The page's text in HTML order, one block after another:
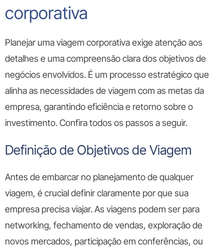
corporativa
Planejar uma viagem corporativa exige atenção aos
detalhes e uma compreensão clara dos objetivos de
negócios envolvidos. É um processo estratégico que
alinha as necessidades de viagem com as metas da
empresa, garantindo eficiência e retorno sobre o
investimento. Confira todos os passos a seguir.
Definição de Objetivos de Viagem
Antes de embarcar no planejamento de qualquer
viagem, é crucial definir claramente por que sua
empresa precisa viajar. As viagens podem ser para
networking, fechamento de vendas, exploração de
novos mercados, participação em conferências, ou